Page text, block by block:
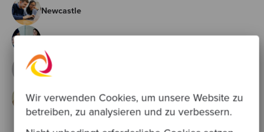
Wir verwenden Cookies, um unsere Website zu
betreiben, zu analysieren und zu verbessern.
Newcastle
São Paulo Brazil
Lisbon Portugal